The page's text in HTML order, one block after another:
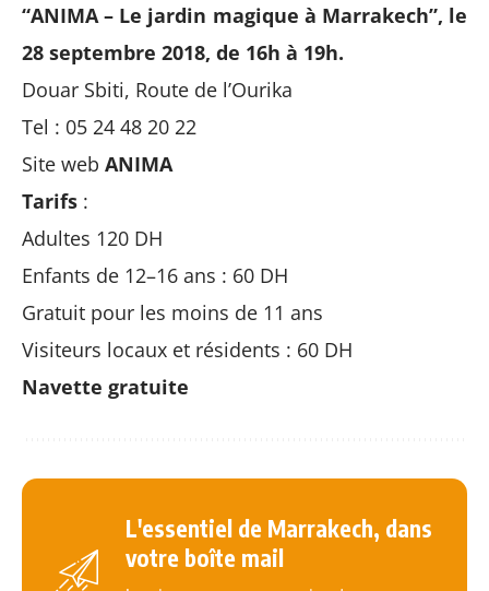
“ANIMA – Le jardin magique à Marrakech”, le
28 septembre 2018, de 16h à 19h.
Douar Sbiti, Route de l’Ourika
Tel : 05 24 48 20 22
Site web ANIMA
Tarifs :
Adultes 120 DH
Enfants de 12–16 ans : 60 DH
Gratuit pour les moins de 11 ans
Visiteurs locaux et résidents : 60 DH
Navette gratuite
L'essentiel de Marrakech, dans
votre boîte mail